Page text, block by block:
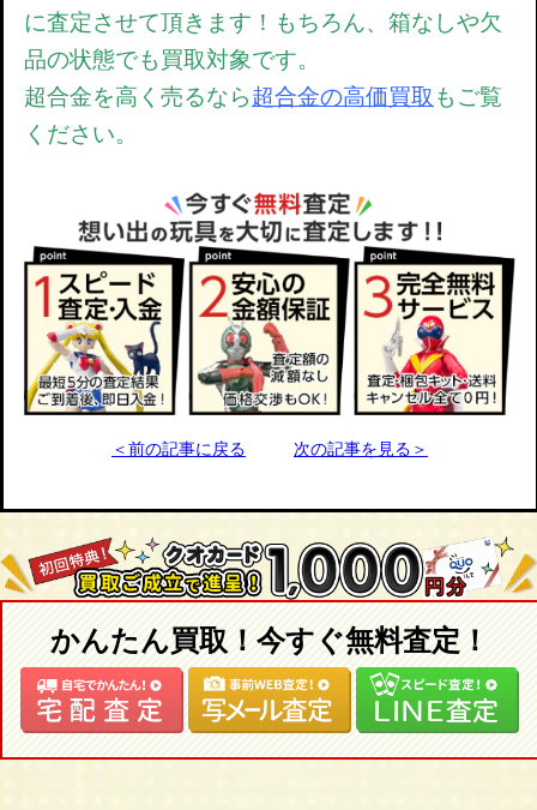
に査定させて頂きます！もちろん、箱なしや欠
品の状態でも買取対象です。
超合金を高く売るなら超合金の高価買取 もご覧
ください。
＜前の記事に戻る 次の記事を見る＞
かんたん買取！今すぐ無料査定！